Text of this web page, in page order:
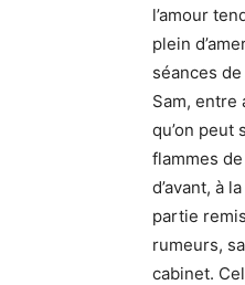
l’amour
plein
séances
Sam,
qu’on
flammes
d’avant, à
partie
rumeurs,
cabinet.